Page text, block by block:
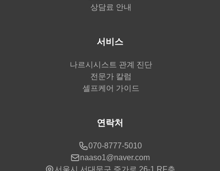
상담료 안내
서비스
나르시시스트 관계 진단
전문가 칼럼
셀프케어 가이드
연락처
070-8777-5010
naaso1@naver.com
서울시 서대문구 증가로 26-1 RF층